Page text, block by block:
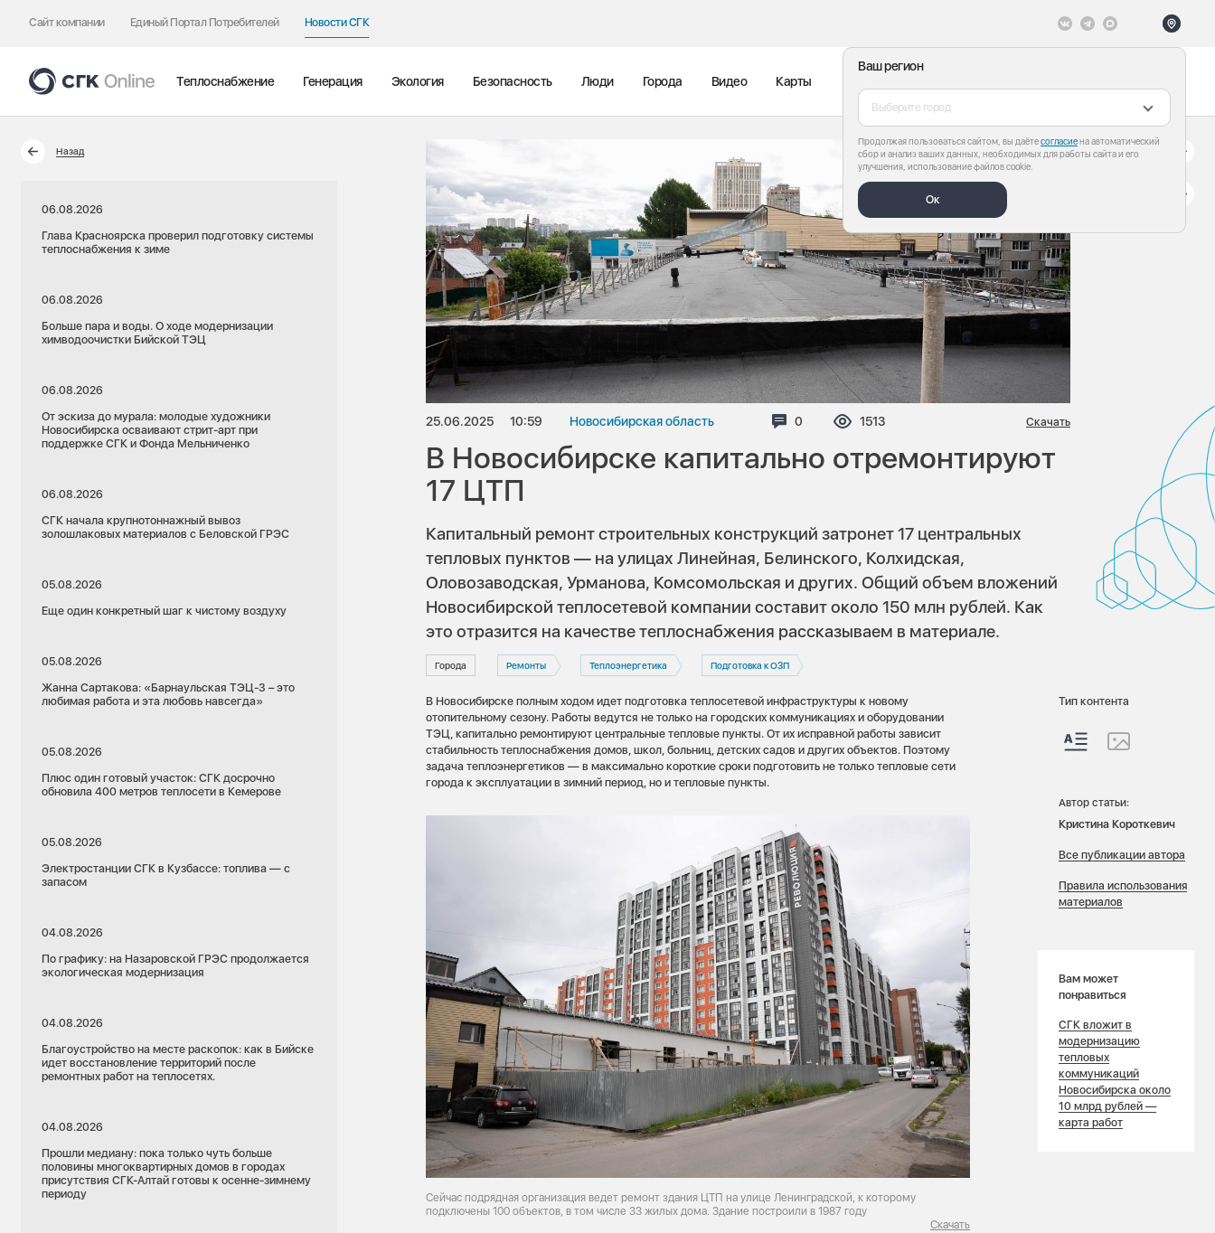
Сайт компании Единый Портал Потребителей Новости СГК
Ваш регион
Выберите город
Продолжая пользоваться сайтом, вы даётесогласиена автоматический
сбор и анализ ваших данных, необходимых для работы сайта и его
улучшения, использование файлов cookie.
Ок
Теплоснабжение Генерация Экология Безопасность Люди Города Видео Карты
Назад
06.08.2026
Глава Красноярска проверил подготовку системы
теплоснабжения к зиме
06.08.2026
Больше пара и воды. О ходе модернизации
химводоочистки Бийской ТЭЦ
06.08.2026
От эскиза до мурала: молодые художники
Новосибирска осваивают стрит-арт при
поддержке СГК и Фонда Мельниченко
06.08.2026
СГК начала крупнотоннажный вывоз
золошлаковых материалов с Беловской ГРЭС
05.08.2026
Еще один конкретный шаг к чистому воздуху
05.08.2026
Жанна Сартакова: «Барнаульская ТЭЦ-3 – это
любимая работа и эта любовь навсегда»
05.08.2026
Плюс один готовый участок: СГК досрочно
обновила 400 метров теплосети в Кемерове
05.08.2026
Электростанции СГК в Кузбассе: топлива — с
запасом
04.08.2026
По графику: на Назаровской ГРЭС продолжается
экологическая модернизация
04.08.2026
Благоустройство на месте раскопок: как в Бийске
идет восстановление территорий после
ремонтных работ на теплосетях.
04.08.2026
Прошли медиану: пока только чуть больше
половины многоквартирных домов в городах
присутствия СГК-Алтай готовы к осенне-зимнему
периоду
25.06.2025 10:59 Новосибирская область Комментариев:
0 Просмотров:
1513 Скачать
В Новосибирске капитально отремонтируют
17 ЦТП
Капитальный ремонт строительных конструкций затронет 17 центральных
тепловых пунктов — на улицах Линейная, Белинского, Колхидская,
Оловозаводская, Урманова, Комсомольская и других. Общий объем вложений
Новосибирской теплосетевой компании составит около 150 млн рублей. Как
это отразится на качестве теплоснабжения рассказываем в материале.
Города Ремонты Теплоэнергетика Подготовка к ОЗП
В Новосибирске полным ходом идет подготовка теплосетевой инфраструктуры к новому
отопительному сезону. Работы ведутся не только на городских коммуникациях и оборудовании
ТЭЦ, капитально ремонтируют центральные тепловые пункты. От их исправной работы зависит
стабильность теплоснабжения домов, школ, больниц, детских садов и других объектов. Поэтому
задача теплоэнергетиков — в максимально короткие сроки подготовить не только тепловые сети
города к эксплуатации в зимний период, но и тепловые пункты.
Сейчас подрядная организация ведет ремонт здания ЦТП на улице Ленинградской, к которому
подключены 100 объектов, в том числе 33 жилых дома. Здание построили в 1987 году
Скачать
Тип контента
Автор статьи:
Кристина Короткевич
Все публикации автора
Правила использования
материалов
Вам может
понравиться
СГК вложит в
модернизацию
тепловых
коммуникаций
Новосибирска около
10 млрд рублей —
карта работ